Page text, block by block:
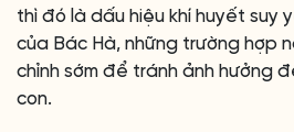
thì đó là dấu hiệu khí huyết suy
của Bác Hà, những trường hợp
chỉnh sớm để tránh ảnh hưởng
con.